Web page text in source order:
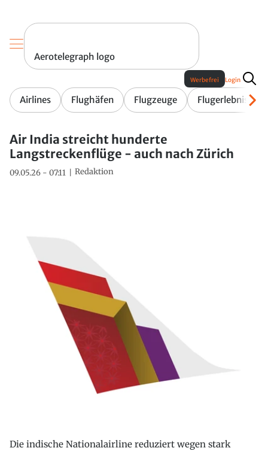
Aerotelegraph logo
Airlines Flughäfen Flugzeuge Flugerlebnis
Werbefrei Login
Air India streicht hunderte
Langstreckenflüge - auch nach Zürich
09.05.26 - 07:11 Redaktion
Die indische Nationalairline reduziert wegen stark